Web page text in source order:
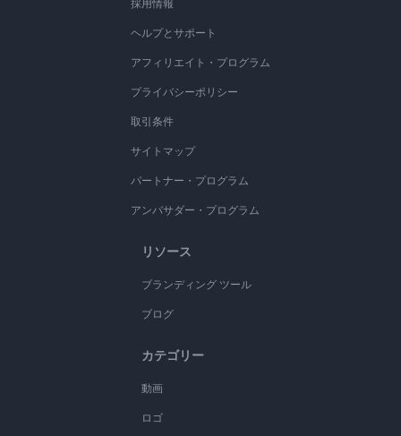
採用情報
ヘルプとサポート
アフィリエイト・プログラム
プライバシーポリシー
取引条件
サイトマップ
パートナー・プログラム
アンバサダー・プログラム
リソース
ブランディング ツール
ブログ
カテゴリー
動画
ロゴ